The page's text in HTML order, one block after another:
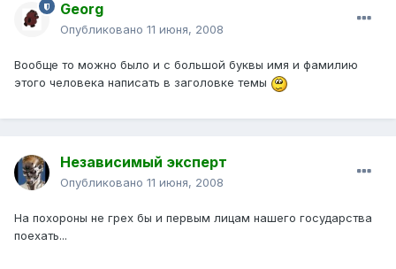
Georg
Опубликовано 11 июня, 2008
Вообще то можно было и с большой буквы имя и фамилию
этого человека написать в заголовке темы
Независимый эксперт
Опубликовано 11 июня, 2008
На похороны не грех бы и первым лицам нашего государства
поехать...